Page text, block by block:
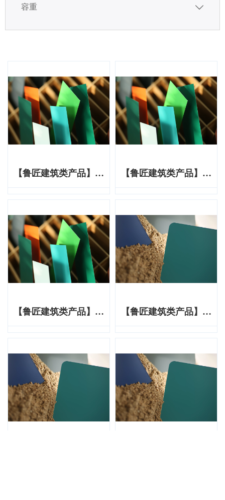
容重 
【鲁匠建筑类产品】炫
彩系列
【鲁匠建筑类产品】炫
彩系列
【鲁匠建筑类产品】炫
彩系列
【鲁匠建筑类产品】丽
特系列